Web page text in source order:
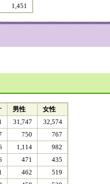
1,451
男性
女性
31,747
32,574
750
767
1,114
982
471
435
462
519